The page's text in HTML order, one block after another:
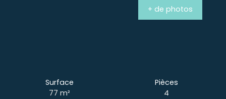
+ de photos
Surface
77m²
Pièces
4